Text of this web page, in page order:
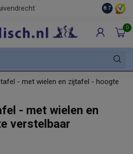
8.7
0
- met wielen en zijtafel - hoogte
- met wielen en
verstelbaar